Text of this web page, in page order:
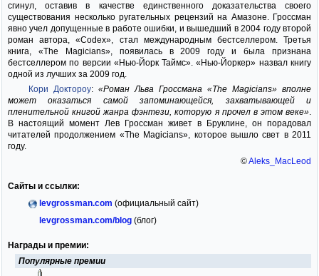
сгинул, оставив в качестве единственного доказательства своего
существования несколько ругательных рецензий на Амазоне. Гроссман
явно учел допущенные в работе ошибки, и вышедший в 2004 году второй
роман автора, «Codex», стал международным бестселлером. Третья
книга, «The Magicians», появилась в 2009 году и была признана
бестселлером по версии «Нью-Йорк Таймс». «Нью-Йоркер» назвал книгу
одной из лучших за 2009 год.
Кори Доктороу: «Роман Льва Гроссмана «The Magicians» вполне
может оказаться самой запоминающейся, захватывающей и
пленительной книгой жанра фэнтези, которую я прочел в этом веке».
В настоящий момент Лев Гроссман живет в Бруклине, он порадовал
читателей продолжением «The Magicians», которое вышло свет в 2011
году.
©Aleks_MacLeod
Сайты и ссылки:
levgrossman.com (официальный сайт)
levgrossman.com/blog(блог)
Награды и премии:
Популярные премии